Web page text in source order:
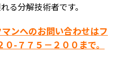
る分解技術者です。
ンへのお問い合わせはフ
-７７５－２００まで。